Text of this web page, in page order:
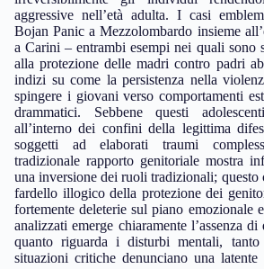
aggressive nell’età adulta. I casi
Bojan Panic a Mezzolombardo insieme
a Carini – entrambi esempi nei quali sono
alla protezione delle madri contro padri
indizi su come la persistenza nella
spingere i giovani verso comportamenti
drammatici. Sebbene questi
all’interno dei confini della legittima
soggetti ad elaborati traumi
tradizionale rapporto genitoriale mostra
una inversione dei ruoli tradizionali; questo
fardello illogico della protezione dei
fortemente deleterie sul piano emozionale
analizzati emerge chiaramente l’assenza
quanto riguarda i disturbi mentali,
situazioni critiche denunciano una latente